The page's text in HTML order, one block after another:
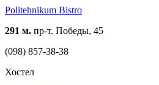
Politehnikum Bistro
291 м. пр-т. Победы, 45
(098) 857-38-38
Хостел